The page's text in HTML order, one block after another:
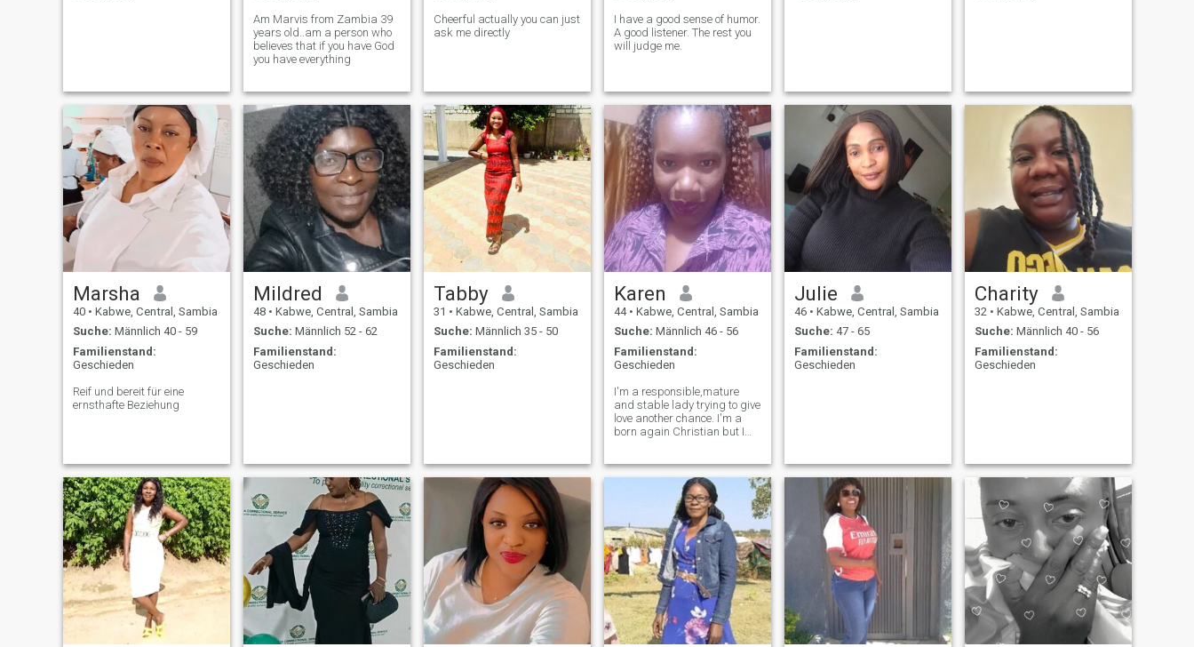
Am Marvis from Zambia 39
years old..am a person who
believes that if you have God
you have everything
Cheerful actually you can just
ask me directly
I have a good sense of humor.
A good listener. The rest you
will judge me.
Marsha
40 • Kabwe, Central, Sambia
Suche: Männlich 40 - 59
Familienstand:
Geschieden
Reif und bereit für eine
ernsthafte Beziehung
Mildred
48 • Kabwe, Central, Sambia
Suche: Männlich 52 - 62
Familienstand:
Geschieden
Tabby
31 • Kabwe, Central, Sambia
Suche: Männlich 35 - 50
Familienstand:
Geschieden
Karen
44 • Kabwe, Central, Sambia
Suche: Männlich 46 - 56
Familienstand:
Geschieden
I'm a responsible,mature
and stable lady trying to give
love another chance. I'm a
born again Christian but I
respectful people. I'm a
social person who like
adventure, visiting historical
Julie
46 • Kabwe, Central, Sambia
Suche: 47 - 65
Familienstand:
Geschieden
Charity
32 • Kabwe, Central, Sambia
Suche: Männlich 40 - 56
Familienstand:
Geschieden